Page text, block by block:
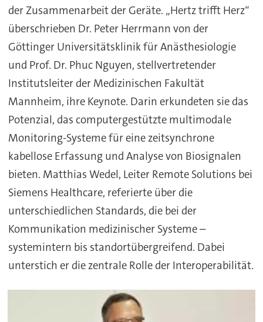
der Zusammenarbeit der Geräte. „Hertz trifft Herz“
überschrieben Dr. Peter Herrmann von der
Göttinger Universitätsklinik für Anästhesiologie
und Prof. Dr. Phuc Nguyen, stellvertretender
Institutsleiter der Medizinischen Fakultät
Mannheim, ihre Keynote. Darin erkundeten sie das
Potenzial, das computergestützte multimodale
Monitoring-Systeme für eine zeitsynchrone
kabellose Erfassung und Analyse von Biosignalen
bieten. Matthias Wedel, Leiter Remote Solutions bei
Siemens Healthcare, referierte über die
unterschiedlichen Standards, die bei der
Kommunikation medizinischer Systeme –
systemintern bis standortübergreifend. Dabei
unterstich er die zentrale Rolle der Interoperabilität.